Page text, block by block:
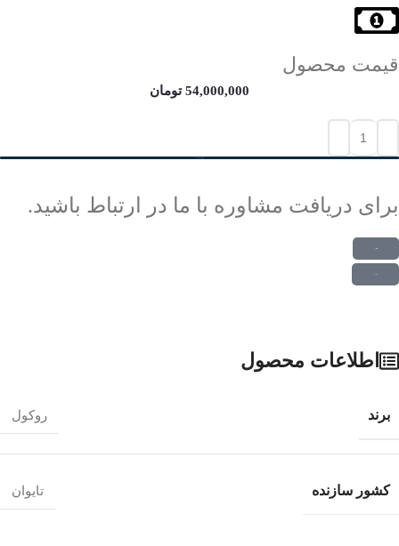
قیمت محصول
54,000,000 تومان
برای دریافت مشاوره با ما در ارتباط باشید.
اطلاعات محصول
برند روکول
کشور سازنده تایوان